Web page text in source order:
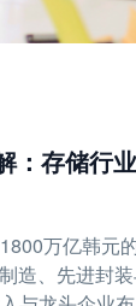
：存储行
万亿韩元
造、先进封